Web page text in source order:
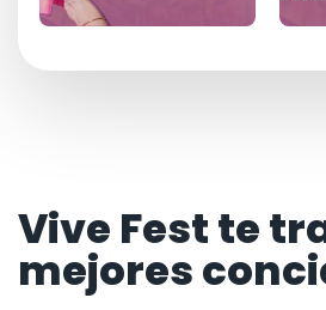
Vive Fest te
mejores